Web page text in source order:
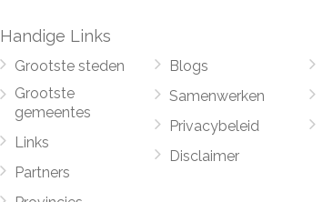
Handige Links
Grootste steden
Grootste
gemeentes
Links
Partners
Blogs
Samenwerken
Privacybeleid
Disclaimer